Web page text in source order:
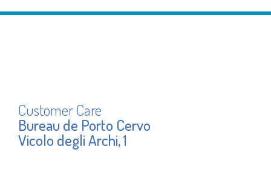
Customer Care
Bureau de Porto Cervo
Vicolo degli Archi, 1